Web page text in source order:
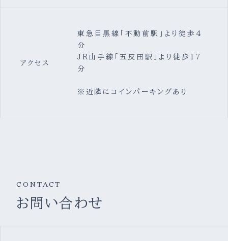
アクセス
東急目黒線「不動前駅」より徒歩4
分
JR山手線「五反田駅」より徒歩17
分
※近隣にコインパーキングあり
CONTACT
お問い合わせ